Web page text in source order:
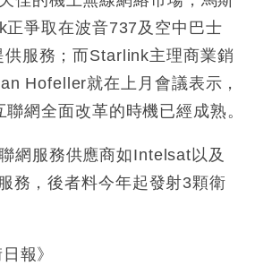
爭取在波音737及空中巴士
服務；而Starlink主理商業銷
Hofeller就在上月會議表示，
網全面改革的時機已經成熟。
網服務供應商如Intelsat以及
務，後者料今年起發射3顆衛
報》